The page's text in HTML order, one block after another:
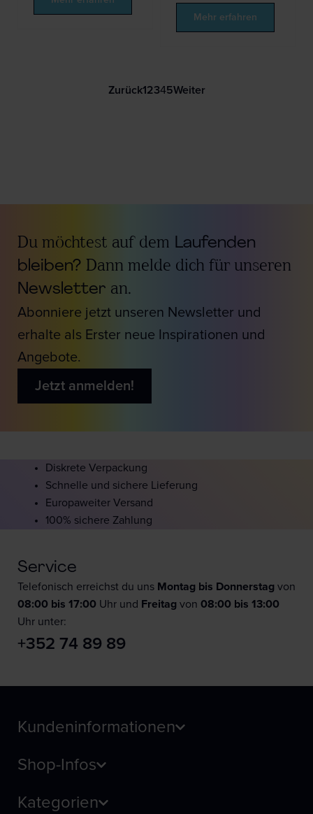
Mehr erfahren
Zurück1 2345Weiter
Du möchtest auf dem Laufenden
bleiben? Dann melde dich für unseren
Newsletter an.
Abonniere jetzt unseren Newsletter und
erhalte als Erster neue Inspirationen und
Angebote.
Jetzt anmelden!
Diskrete Verpackung
Schnelle und sichere Lieferung
Europaweiter Versand
100% sichere Zahlung
Service
Telefonisch erreichst du uns Montag bis Donnerstag von
08:00 bis 17:00 Uhr und Freitag von 08:00 bis 13:00
Uhr unter:
+352 74 89 89
Kundeninformationen
Shop-Infos
Kategorien